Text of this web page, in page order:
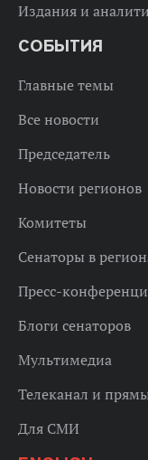
Издания и
СОБЫТИЯ
Главные темы
Все новости
Председатель
Новости регионов
Комитеты
Сенаторы в
Пресс-
Блоги сенаторов
Мультимедиа
Телеканал и
Для СМИ